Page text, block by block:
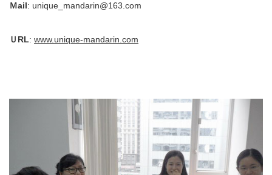
Ｍail: unique_mandarin@163.com
ＵRL: www.unique-mandarin.com